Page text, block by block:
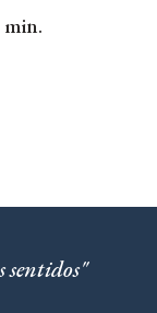
min.
sentidos"